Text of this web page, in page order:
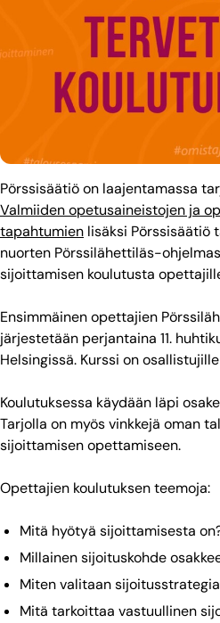
Pörssisäätiö on laajentamassa
Valmiiden opetusaineistojen ja
tapahtumien lisäksi Pörssisäätiö
nuorten Pörssilähettiläs-
sijoittamisen koulutusta
Ensimmäinen opettajien
järjestetään perjantaina 11.
Helsingissä. Kurssi on
Koulutuksessa käydään läpi
Tarjolla on myös vinkkejä oman
sijoittamisen opettamiseen.
Opettajien koulutuksen teemoja:
Mitä hyötyä sijoittamisesta
Millainen sijoituskohde
Miten valitaan
Mitä tarkoittaa vastuullinen